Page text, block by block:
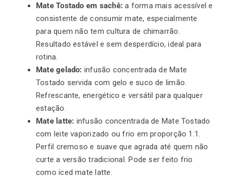
Mate Tostado em sachê:a forma mais acessível e
consistente de consumir mate, especialmente
para quem não tem cultura de chimarrão.
Resultado estável e sem desperdício, ideal para
rotina.
Mate gelado: infusão concentrada de Mate
Tostado servida com gelo e suco de limão.
Refrescante, energético e versátil para qualquer
estação.
Mate latte: infusão concentrada de Mate Tostado
com leite vaporizado ou frio em proporção 1:1.
Perfil cremoso e suave que agrada até quem não
curte a versão tradicional. Pode ser feito frio
como iced mate latte.